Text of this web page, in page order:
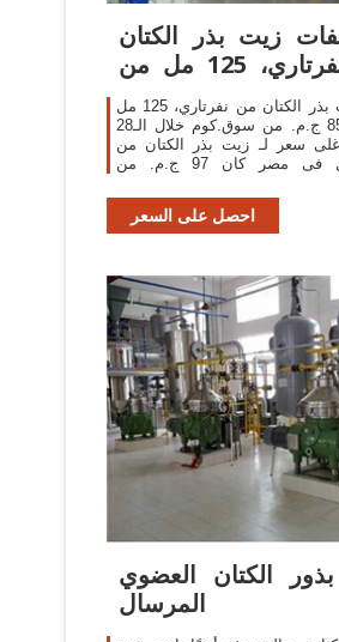
زيت بذر الكتان
من نفرتاري، 125 مل من souq
فىأرخص سعر لـ زيت بذر الكتان من نفرتاري، 125 مل
فى مصر كان 85.50 ج.م. من سوق.كوم خلال الـ28
سعر لـ زيت بذر الكتان من
نفرتاري، 125 مل فى مصر كان 97 ج.م. من
احصل على السعر
الكتان العضوي
المرسال